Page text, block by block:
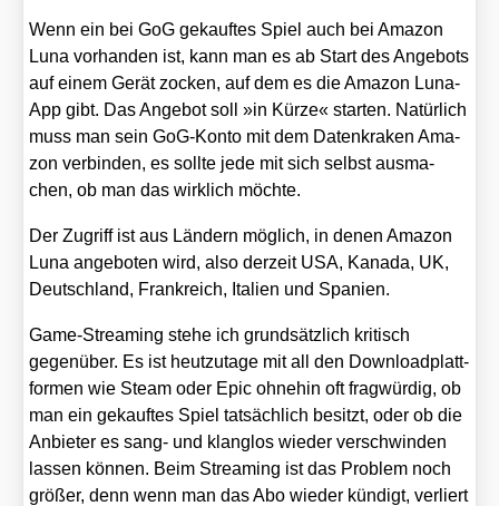
Wenn ein bei GoG gekauf­tes Spiel auch bei Ama­zon
Luna vor­han­den ist, kann man es ab Start des Ange­bots
auf einem Gerät zocken, auf dem es die Ama­zon Luna-
App gibt. Das Ange­bot soll »in Kür­ze« star­ten. Natür­lich
muss man sein GoG-Kon­to mit dem Daten­kra­ken Ama­
zon ver­bin­den, es soll­te jede mit sich selbst aus­ma­
chen, ob man das wirk­lich möch­te.
Der Zugriff ist aus Län­dern mög­lich, in denen Ama­zon
Luna ange­bo­ten wird, also der­zeit USA, Kana­da, UK,
Deutsch­land, Frank­reich, Ita­li­en und Spa­ni­en.
Game-Strea­ming ste­he ich grund­sätz­lich kri­tisch
gegen­über. Es ist heut­zu­ta­ge mit all den Down­load­platt­
for­men wie Steam oder Epic ohne­hin oft frag­wür­dig, ob
man ein gekauf­tes Spiel tat­säch­lich besitzt, oder ob die
Anbie­ter es sang- und klang­los wie­der ver­schwin­den
las­sen kön­nen. Beim Strea­ming ist das Pro­blem noch
grö­ßer, denn wenn man das Abo wie­der kün­digt, ver­liert